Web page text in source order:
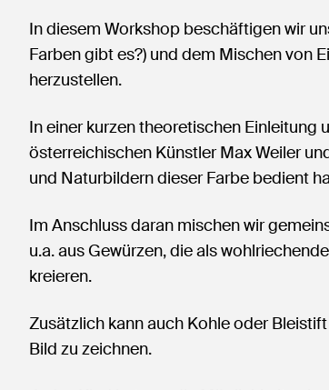
In diesem Workshop beschäftigen wir
Farben gibt es?) und dem Mischen von
herzustellen.
In einer kurzen theoretischen
österreichischen Künstler Max Weiler
und Naturbildern dieser Farbe bedient
Im Anschluss daran mischen wir
u.a. aus Gewürzen, die als
kreieren.
Zusätzlich kann auch Kohle oder
Bild zu zeichnen.